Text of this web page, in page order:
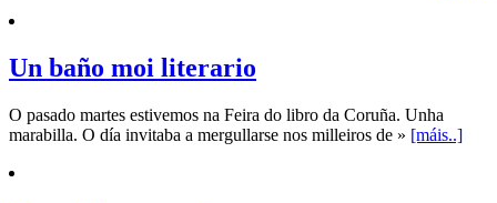
Un baño moi literario
O pasado martes estivemos na Feira do libro da Coruña. Unha
marabilla. O día invitaba a mergullarse nos milleiros de » [máis..]